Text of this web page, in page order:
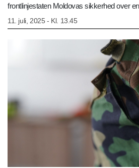
frontlinjestaten Moldovas sikkerhed over
11. juli, 2025 - Kl. 13.45